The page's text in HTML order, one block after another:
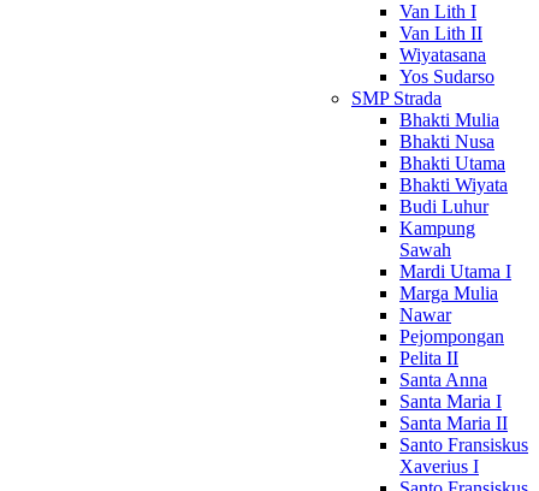
Van Lith I
Van Lith II
Wiyatasana
Yos Sudarso
SMP Strada
Bhakti Mulia
Bhakti Nusa
Bhakti Utama
Bhakti Wiyata
Budi Luhur
Kampung
Sawah
Mardi Utama I
Marga Mulia
Nawar
Pejompongan
Pelita II
Santa Anna
Santa Maria I
Santa Maria II
Santo Fransiskus
Xaverius I